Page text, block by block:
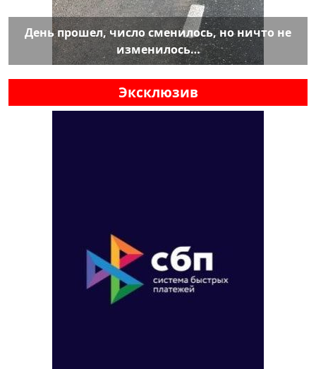
День прошел, число сменилось, но ничто не
изменилось…
Эксклюзив